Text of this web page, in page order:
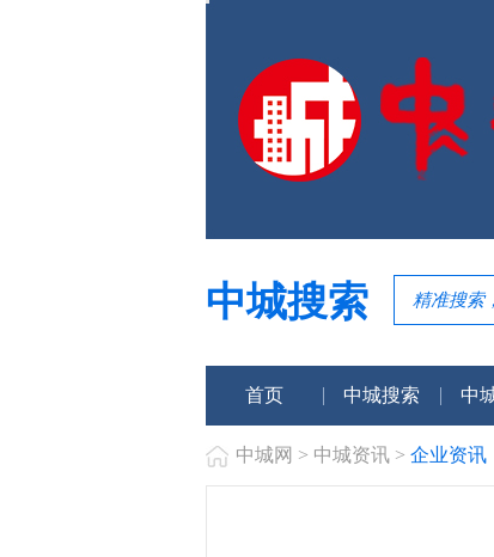
中城搜索
首页 中城搜索 中
中城网 > 中城资讯 > 企业资讯